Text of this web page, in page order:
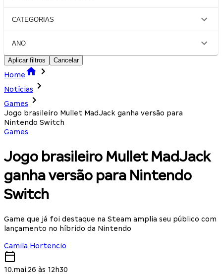
CATEGORIAS
ANO
Aplicar filtros Cancelar
Home
Notícias
Games
Jogo brasileiro Mullet MadJack ganha versão para
Nintendo Switch
Games
Jogo brasileiro Mullet MadJack
ganha versão para Nintendo
Switch
Game que já foi destaque na Steam amplia seu público com
lançamento no híbrido da Nintendo
Camila Hortencio
10.mai.26 às 12h30